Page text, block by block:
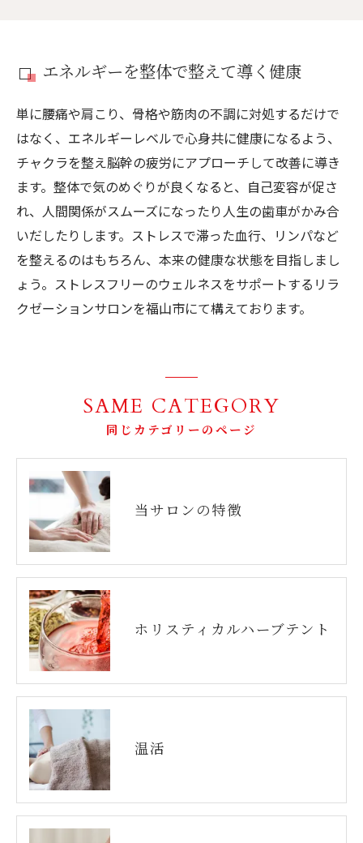
エネルギーを整体で整えて導く健康
単に腰痛や肩こり、骨格や筋肉の不調に対処するだけで
はなく、エネルギーレベルで心身共に健康になるよう、
チャクラを整え脳幹の疲労にアプローチして改善に導き
ます。整体で気のめぐりが良くなると、自己変容が促さ
れ、人間関係がスムーズになったり人生の歯車がかみ合
いだしたりします。ストレスで滞った血行、リンパなど
を整えるのはもちろん、本来の健康な状態を目指しまし
ょう。ストレスフリーのウェルネスをサポートするリラ
クゼーションサロンを福山市にて構えております。
同じカテゴリーのページ
SAME CATEGORY
当サロンの特徴
ホリスティカルハーブテント
温活